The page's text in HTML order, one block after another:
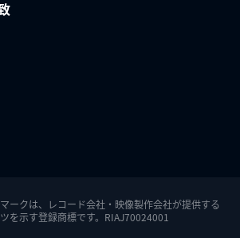
ークは、レコード会社・映像製作会社が提供する
を示す登録商標です。RIAJ70024001